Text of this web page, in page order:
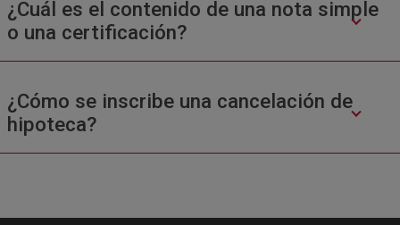
¿Cuál es el contenido de una nota simple
o una certificación?
¿Cómo se inscribe una cancelación de
hipoteca?